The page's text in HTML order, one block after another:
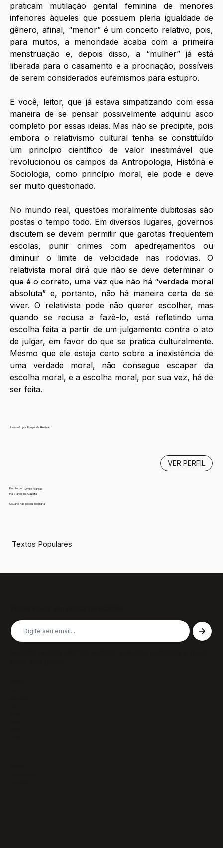
praticam mutilação genital feminina de menores
inferiores àqueles que possuem plena igualdade de
gênero, afinal, “menor” é um conceito relativo, pois,
para muitos, a menoridade acaba com a primeira
menstruação e, depois disso, a “mulher” já está
liberada para o casamento e a procriação, possíveis
de serem considerados eufemismos para estupro.
E você, leitor, que já estava simpatizando com essa
maneira de se pensar possivelmente adquiriu asco
completo por essas ideias. Mas não se precipite, pois
embora o relativismo cultural tenha se constituído
um princípio científico de valor inestimável que
revolucionou os campos da Antropologia, História e
Sociologia, como princípio moral, ele pode e deve
ser muito questionado.
No mundo real, questões moralmente dubitosas são
postas o tempo todo. Em diversos lugares, governos
discutem se devem permitir que garotas frequentem
escolas, punir crimes com apedrejamentos ou
diminuir o limite de velocidade nas rodovias. O
relativista moral dirá que não se deve determinar o
que é o correto, uma vez que não há “verdade moral
absoluta” e, portanto, não há maneira certa de se
viver. O relativista pode não querer escolher, mas
quando se recusa a fazê-lo, está refletindo uma
escolha feita a partir de um julgamento contra o ato
de julgar, em favor do que se pratica culturalmente.
Mesmo que ele esteja certo sobre a inexistência de
uma verdade moral, não consegue escapar da
escolha moral, e a escolha moral, por sua vez, há de
ser feita.
Revisado por Equipe de Revisão
Escrito por
Ornito Vargas
Há 7 anos na Gazeta
Usuário não possui biografia
VER PERFIL
Textos Populares